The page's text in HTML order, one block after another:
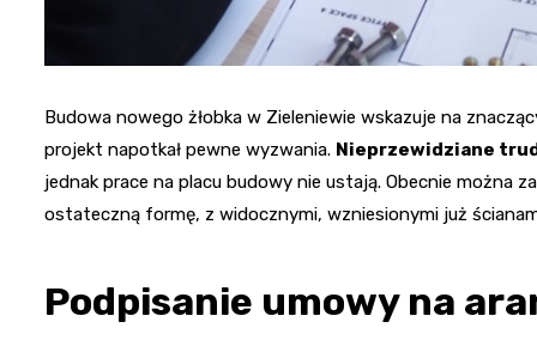
Budowa nowego żłobka w Zieleniewie wskazuje na
projekt napotkał pewne wyzwania. Nieprzewidziane
jednak prace na placu budowy nie ustają. Obecnie można
ostateczną formę, z widocznymi, wzniesionymi już
Podpisanie umowy na